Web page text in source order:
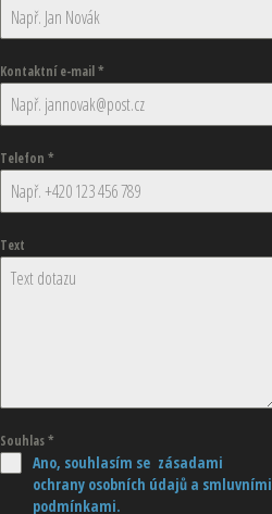
Kontaktní e-mail*
Telefon *
Text
Souhlas*
Ano, souhlasím se zásadami
ochrany osobních údajů a smluvními
podmínkami.